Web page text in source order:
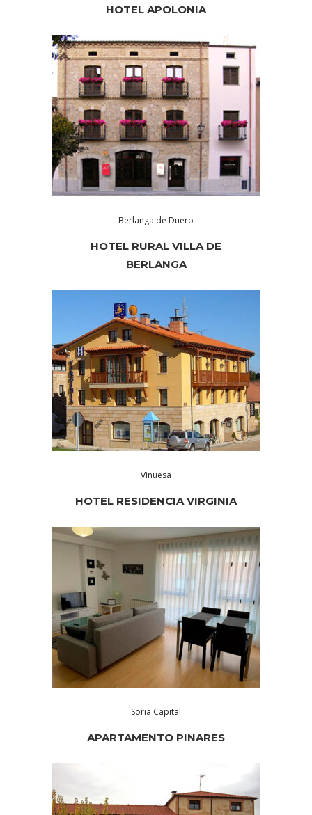
HOTEL APOLONIA
Berlanga de Duero
HOTEL RURAL VILLA DE
BERLANGA
Vinuesa
HOTEL RESIDENCIA VIRGINIA
Soria Capital
APARTAMENTO PINARES